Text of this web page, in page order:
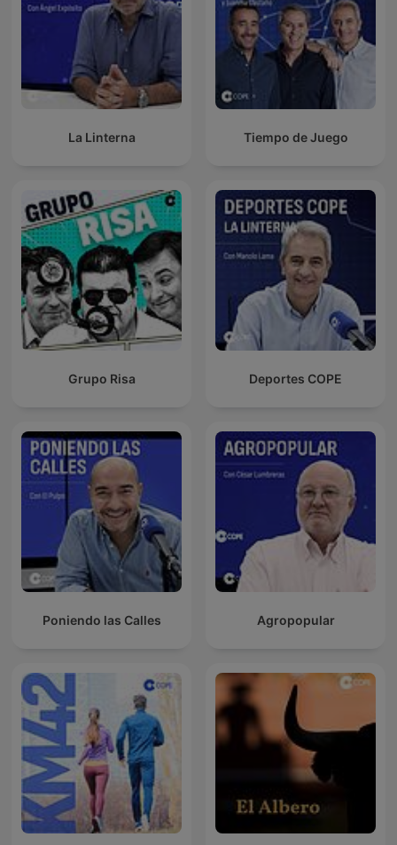
La Linterna Tiempo de Juego
Grupo Risa Deportes COPE
Poniendo las Calles Agropopular